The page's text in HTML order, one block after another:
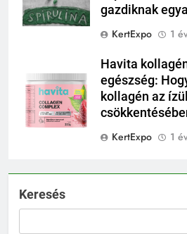
gazdiknak
KertExpo
1
Havita
egészség:
kollagén az
KertExpo
1
Keresés